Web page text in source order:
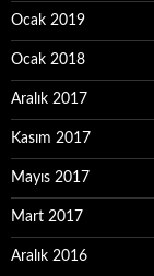
Ocak 2019
Ocak 2018
Aralık 2017
Kasım 2017
Mayıs 2017
Mart 2017
Aralık 2016